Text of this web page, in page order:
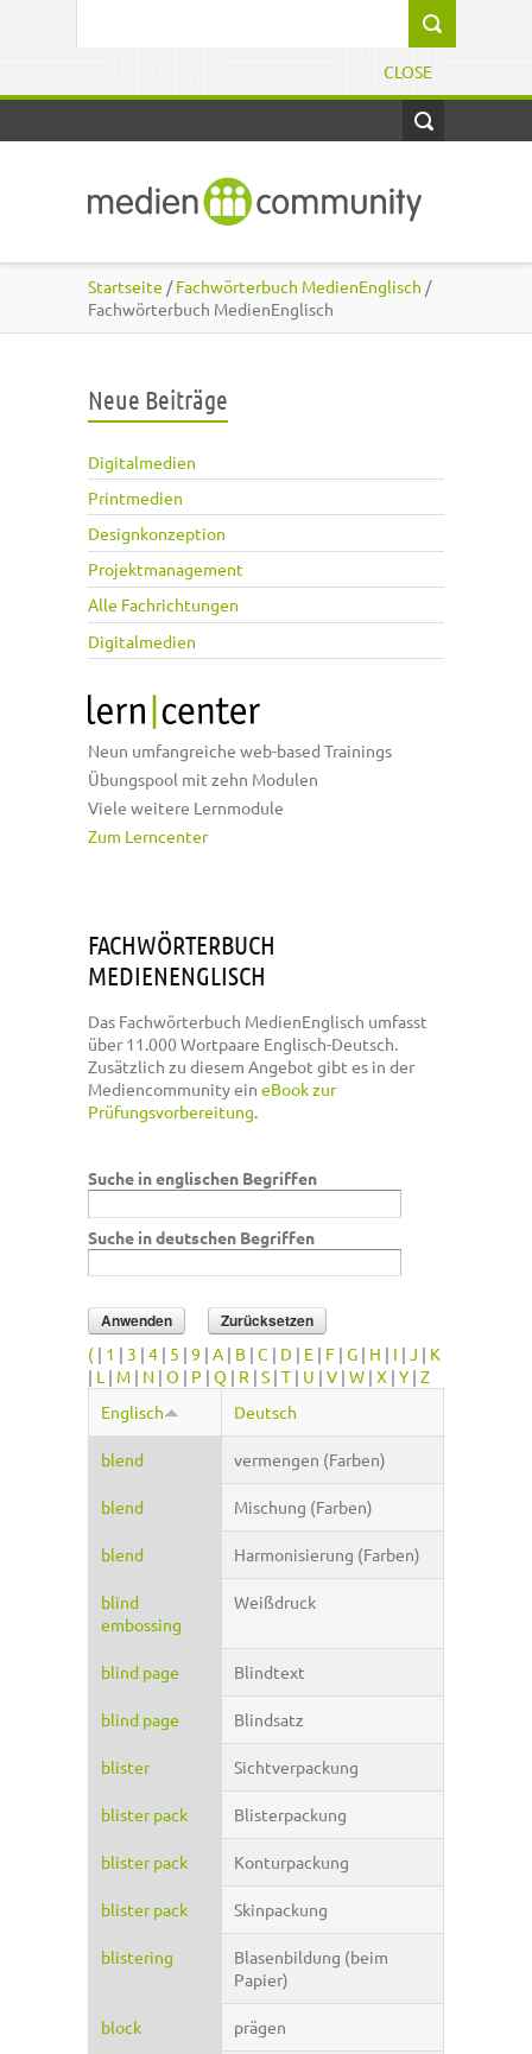
CLOSE
Startseite /Fachwörterbuch MedienEnglisch /
Fachwörterbuch MedienEnglisch
Neue Beiträge
Digitalmedien
Printmedien
Designkonzeption
Projektmanagement
Alle Fachrichtungen
Digitalmedien
Neun umfangreiche web-based Trainings
Übungspool mit zehn Modulen
Viele weitere Lernmodule
Zum Lerncenter
FACHWÖRTERBUCH
MEDIENENGLISCH
Das Fachwörterbuch MedienEnglisch umfasst
über 11.000 Wortpaare Englisch-Deutsch.
Zusätzlich zu diesem Angebot gibt es in der
Mediencommunity ein eBook zur
Prüfungsvorbereitung.
Suche in englischen Begriffen
Suche in deutschen Begriffen
( | 1 | 3 | 4 | 5 | 9 | A | B | C | D | E | F | G | H | I | J | K
| L | M | N | O | P | Q | R | S | T | U | V | W | X | Y | Z
Englisch
Deutsch
blend vermengen (Farben)
blend Mischung (Farben)
blend Harmonisierung (Farben)
blind
embossing
Weißdruck
blind page Blindtext
blind page Blindsatz
blister Sichtverpackung
blister pack Blisterpackung
blister pack Konturpackung
blister pack Skinpackung
blistering
Blasenbildung (beim
Papier)
block prägen